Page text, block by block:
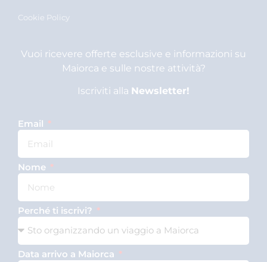
Cookie Policy
Vuoi ricevere offerte esclusive e informazioni su
Maiorca e sulle nostre attività?
Iscriviti alla Newsletter!
Email
Nome
Perché ti iscrivi?
Data arrivo a Maiorca